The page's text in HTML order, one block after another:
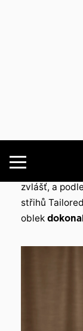
Nesedí vám
Vyzkoušejte
BANDI
zvlášť, a
střihů
oblek